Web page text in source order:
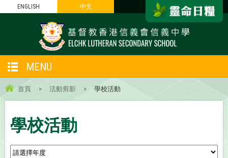
ENGLISH 中文
MENU
首頁 > 活動剪影 > 學校活動
學校活動